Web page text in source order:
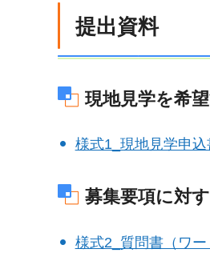
提出資料
現地見学を希望
様式1_現地見学申
募集要項に対
様式2_質問書（ワー